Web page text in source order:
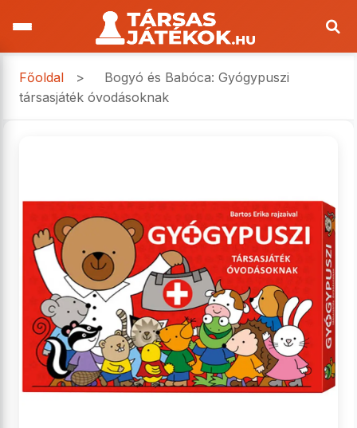
Főoldal >
Bogyó és Babóca: Gyógypuszi
társasjáték óvodásoknak